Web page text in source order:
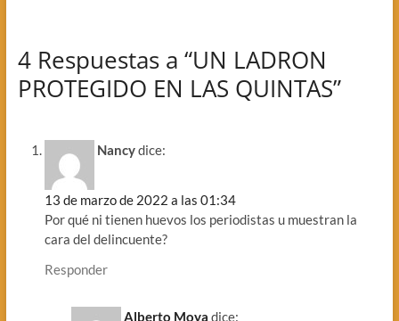
4 Respuestas a “UN LADRON
PROTEGIDO EN LAS QUINTAS”
Nancydice:
13 de marzo de 2022 a las 01:34
Por qué ni tienen huevos los periodistas u muestran la
cara del delincuente?
Responder
Alberto Moya dice: